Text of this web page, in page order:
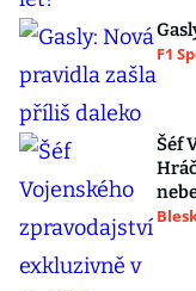
F1
Šéf